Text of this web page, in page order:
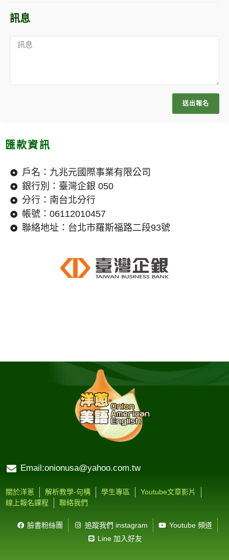
訊息
送出報名
匯款資訊
戶名：九兆元國際事業有限公司
銀行別：臺灣企銀 050
分行：南台北分行
帳號：06112010457
聯絡地址：台北市羅斯福路二段93號
Email:onionusa@yahoo.com.tw
關於洋蔥 解析教學-句構 學生專區
Youtube文章影片
線上報名課程
聯絡我們
臉書粉絲團 追蹤我們 instagram
Youtube 頻道
Line 加入好友